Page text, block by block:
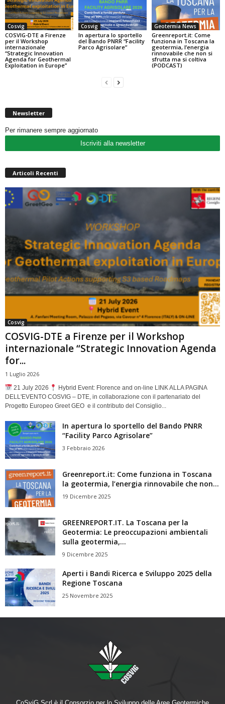
Cosvig
COSVIG-DTE a Firenze
per il Workshop
internazionale
“Strategic Innovation
Agenda for Geothermal
Exploitation in Europe”
Cosvig
In apertura lo sportello
del Bando PNRR “Facility
Parco Agrisolare”
Geotermia News
Greenreport.it: Come
funziona in Toscana la
geotermia, l’energia
rinnovabile che non si
sfrutta ma si coltiva
(PODCAST)
Newsletter
Per rimanere sempre aggiornato
Iscriviti alla newsletter
Articoli Recenti
Cosvig
COSVIG-DTE a Firenze per il Workshop
internazionale “Strategic Innovation Agenda
for...
1 Luglio 2026
21 July 2026
Hybrid Event: Florence and on-line LINK ALLA PAGINA
DELL'EVENTO COSVIG – DTE, in collaborazione con il partenariato del
Progetto Europeo Greet GEO e il contributo del Consiglio...
In apertura lo sportello del Bando PNRR
“Facility Parco Agrisolare”
3 Febbraio 2026
Greenreport.it: Come funziona in Toscana
la geotermia, l’energia rinnovabile che non...
19 Dicembre 2025
GREENREPORT.IT. La Toscana per la
Geotermia: Le preoccupazioni ambientali
sulla geotermia,...
9 Dicembre 2025
Aperti i Bandi Ricerca e Sviluppo 2025 della
Regione Toscana
25 Novembre 2025